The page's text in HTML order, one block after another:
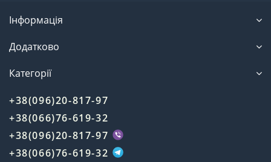
Інформація
Додатково
Категорії
+38(096)20-817-97
+38(066)76-619-32
+38(096)20-817-97
+38(066)76-619-32